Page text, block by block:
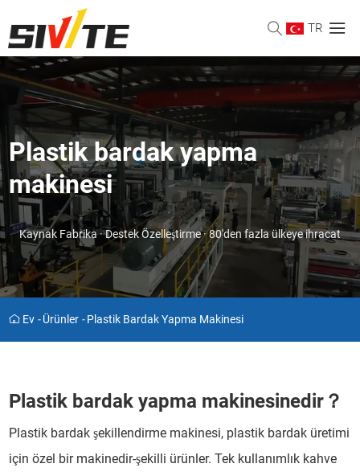
TR
Plastik bardak yapma
makinesi
Kaynak Fabrika · Destek Özelleştirme · 80'den fazla ülkeye ihracat
Ev - Ürünler - Plastik Bardak Yapma Makinesi
Plastik bardak yapma makinesinedir？
Plastik bardak şekillendirme makinesi, plastik bardak üretimi
için özel bir makinedir-şekilli ürünler. Tek kullanımlık kahve